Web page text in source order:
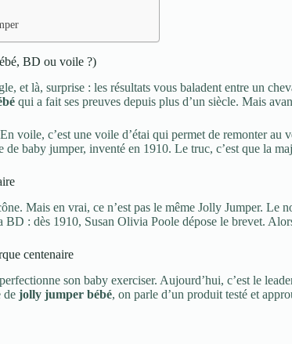
BD ou voile ?)
et là, surprise : les résultats vous baladent entre un
qui a fait ses preuves depuis plus d’un siècle. Mais
voile, c’est une voile d’étai qui permet de remonter
de baby jumper, inventé en 1910. Le truc, c’est que la
Mais en vrai, ce n’est pas le même Jolly Jumper.
BD : dès 1910, Susan Olivia Poole dépose le brevet.
centenaire
son baby exerciser. Aujourd’hui, c’est le
de jolly jumper bébé, on parle d’un produit testé et